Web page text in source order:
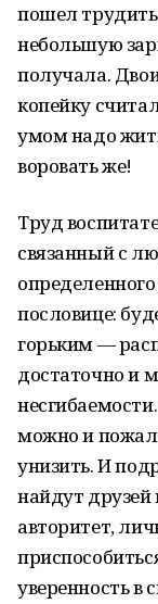
пошел
небольшую
получала.
копейку
умом надо
воровать же!
Труд
связанный с
пословице:
горьким —
достаточно и
можно и
унизить. И
найдут
авторитет,
уверенность в